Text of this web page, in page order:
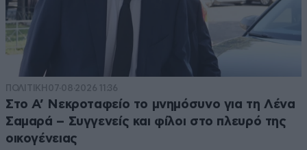
ΠΟΛΙΤΙΚΗ 07·08·2026 11:36
Στο Α’ Νεκροταφείο το μνημόσυνο για τη Λένα
Σαμαρά – Συγγενείς και φίλοι στο πλευρό της
οικογένειας